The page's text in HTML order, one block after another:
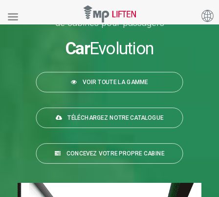
Voici notre gamme
de cabines pour passagers
CarEvolution
VOIR TOUTE LA GAMME
TÉLÉCHARGEZ NOTRE CATALOGUE
CONCEVEZ VOTRE PROPRE CABINE